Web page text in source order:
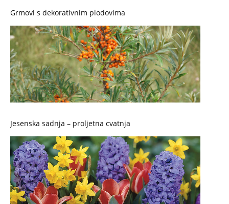
Grmovi s dekorativnim plodovima
Jesenska sadnja – proljetna cvatnja